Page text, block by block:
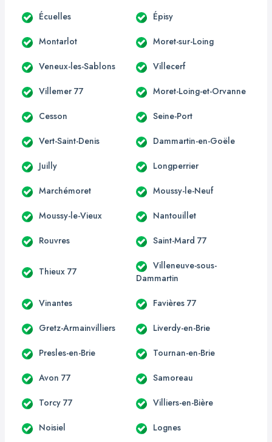
Écuelles Épisy
Montarlot Moret-sur-Loing
Veneux-les-Sablons Villecerf
Villemer 77 Moret-Loing-et-Orvanne
Cesson Seine-Port
Vert-Saint-Denis Dammartin-en-Goële
Juilly Longperrier
Marchémoret Moussy-le-Neuf
Moussy-le-Vieux Nantouillet
Rouvres Saint-Mard 77
Thieux 77
Villeneuve-sous-
Dammartin
Vinantes Favières 77
Gretz-Armainvilliers Liverdy-en-Brie
Presles-en-Brie Tournan-en-Brie
Avon 77 Samoreau
Torcy 77 Villiers-en-Bière
Noisiel Lognes